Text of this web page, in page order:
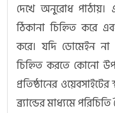
দেখে অনুরোধ পাঠায়।
ঠিকানা চিহ্নিত করে
করে। যদি ডোমেইন না
চিহ্নিত করতে কোনো
প্রতিষ্ঠানের
ব্র্যান্ডের মাধ্যমে